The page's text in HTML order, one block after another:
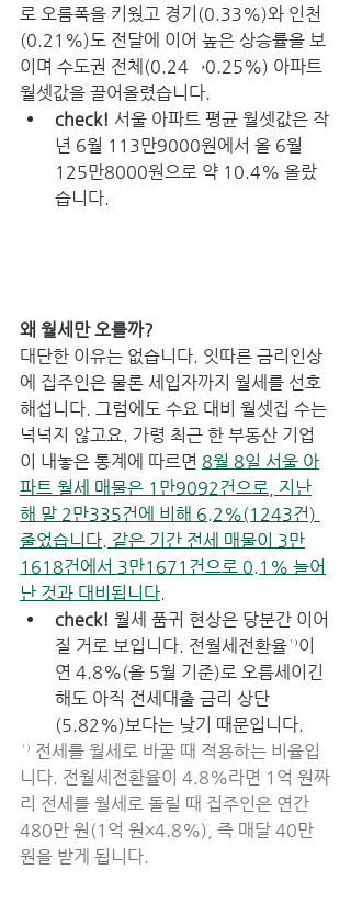
로 오름폭을 키웠고 경기(0.33%)와 인천
(0.21%)도 전달에 이어 높은 상승률을 보
이며 수도권 전체(0.24→0.25%) 아파트
월셋값을 끌어올렸습니다.
check! 서울 아파트 평균 월셋값은 작
년 6월 113만9000원에서 올 6월
125만8000원으로 약 10.4% 올랐
습니다.
왜 월세만 오를까?
대단한 이유는 없습니다. 잇따른 금리인상
에 집주인은 물론 세입자까지 월세를 선호
해섭니다. 그럼에도 수요 대비 월셋집 수는
넉넉지 않고요. 가령 최근 한 부동산 기업
이 내놓은 통계에 따르면 8월 8일 서울 아
파트 월세 매물은 1만9092건으로, 지난
해 말 2만335건에 비해 6.2%(1243건)
줄었습니다. 같은 기간 전세 매물이 3만
1618건에서 3만1671건으로 0.1% 늘어
난 것과 대비됩니다.
check! 월세 품귀 현상은 당분간 이어
질 거로 보입니다. 전월세전환율¹⁾이
연 4.8%(올 5월 기준)로 오름세이긴
해도 아직 전세대출 금리 상단
(5.82%)보다는 낮기 때문입니다.
¹⁾ 전세를 월세로 바꿀 때 적용하는 비율입
니다. 전월세전환율이 4.8%라면 1억 원짜
리 전세를 월세로 돌릴 때 집주인은 연간
480만 원(1억 원×4.8%), 즉 매달 40만
원을 받게 됩니다.